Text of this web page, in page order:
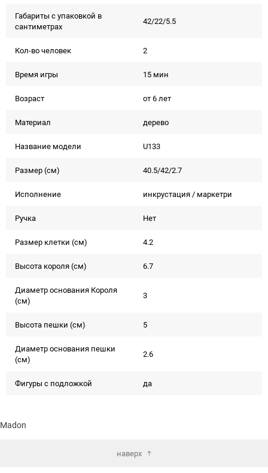
Габариты с упаковкой в
сантиметрах
42/22/5.5
Кол-во человек 2
Время игры 15 мин
Возраст от 6 лет
Материал дерево
Название модели U133
Размер (см) 40.5/42/2.7
Исполнение инкрустация / маркетри
Ручка Нет
Размер клетки (см) 4.2
Высота короля (см) 6.7
Диаметр основания Короля
(см)
3
Высота пешки (см) 5
Диаметр основания пешки
(см)
2.6
Фигуры с подложкой да
Madon
наверх